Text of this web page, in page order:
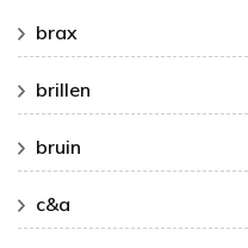
brax
brillen
bruin
c&a